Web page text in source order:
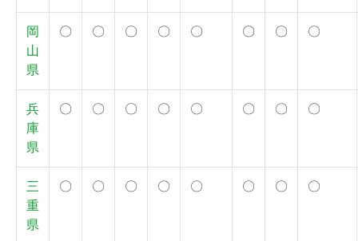
岡
山
県
〇 〇 〇 〇 〇 〇 〇 〇
兵
庫
県
〇 〇 〇 〇 〇 〇 〇 〇
三
重
県
〇 〇 〇 〇 〇 〇 〇 〇